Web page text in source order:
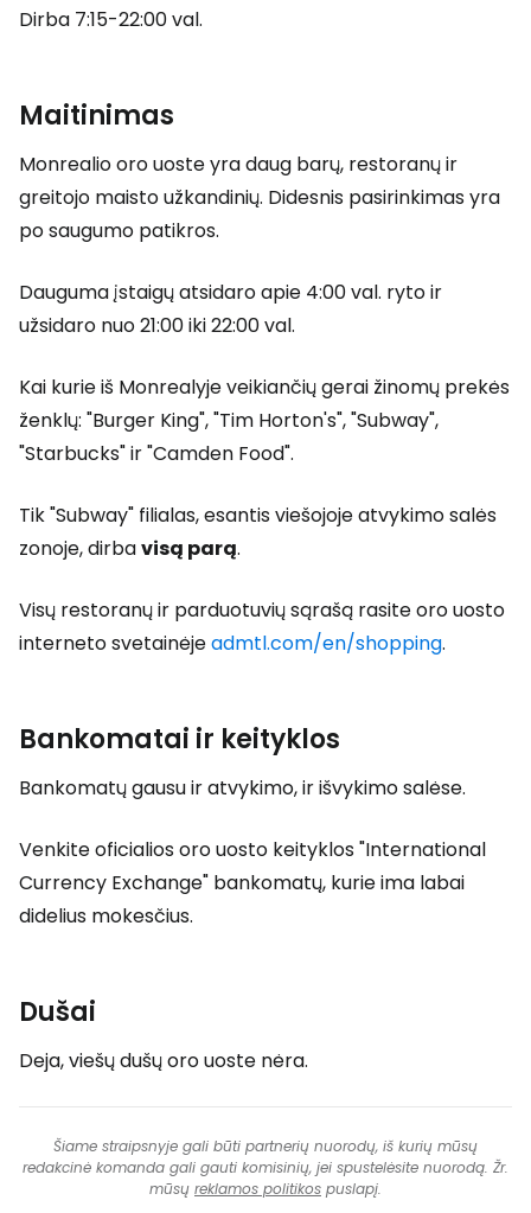
Dirba 7:15-22:00 val.
Maitinimas
Monrealio oro uoste yra daug barų, restoranų ir
greitojo maisto užkandinių. Didesnis pasirinkimas yra
po saugumo patikros.
Dauguma įstaigų atsidaro apie 4:00 val. ryto ir
užsidaro nuo 21:00 iki 22:00 val.
Kai kurie iš Monrealyje veikiančių gerai žinomų prekės
ženklų: "Burger King", "Tim Horton's", "Subway",
"Starbucks" ir "Camden Food".
Tik "Subway" filialas, esantis viešojoje atvykimo salės
zonoje, dirbavisą parą.
Visų restoranų ir parduotuvių sąrašą rasite oro uosto
interneto svetainėjeadmtl.com/en/shopping.
Bankomatai ir keityklos
Bankomatų gausu ir atvykimo, ir išvykimo salėse.
Venkite oficialios oro uosto keityklos "International
Currency Exchange" bankomatų, kurie ima labai
didelius mokesčius.
Dušai
Deja, viešų dušų oro uoste nėra.
Šiame straipsnyje gali būti partnerių nuorodų, iš kurių mūsų
redakcinė komanda gali gauti komisinių, jei spustelėsite nuorodą. Žr.
mūsų reklamos politikos puslapį.